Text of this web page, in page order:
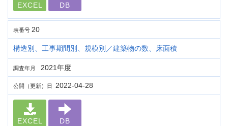
EXCEL DB
表番号 20
構造別、工事期間別、規模別／建築物の数、床面積
調査年月 2021年度
公開（更新）日 2022-04-28
EXCEL DB